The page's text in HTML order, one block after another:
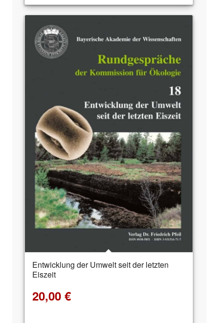
Entwicklung der Umwelt seit der letzten
Eiszeit
20,00 €